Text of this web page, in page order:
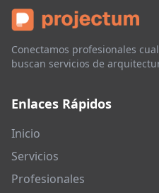
Conectamos profesionales
buscan servicios de
Enlaces Rápidos
Inicio
Servicios
Profesionales